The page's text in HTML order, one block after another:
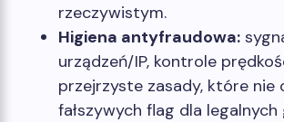
rzeczywistym.
Higiena antyfraudowa:
urządzeń/IP, kontrole
przejrzyste zasady, które nie
fałszywych flag dla legalnych